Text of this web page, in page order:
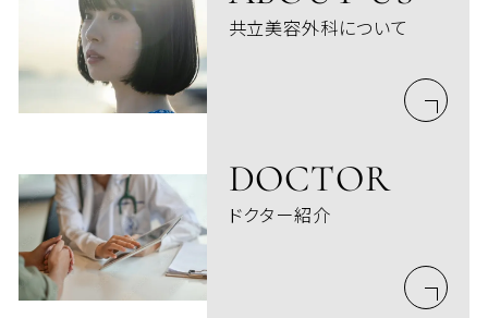
共立美容外科について
DOCTOR
ドクター紹介